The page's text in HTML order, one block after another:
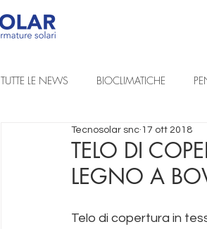
TUTTE LE NEWS BIOCLIMATICHE
REALIZZAZIONI A PROGETTO
TELO DI
LEGNO A
Tecnosolar snc 17 ott 2018
Telo di copertura in